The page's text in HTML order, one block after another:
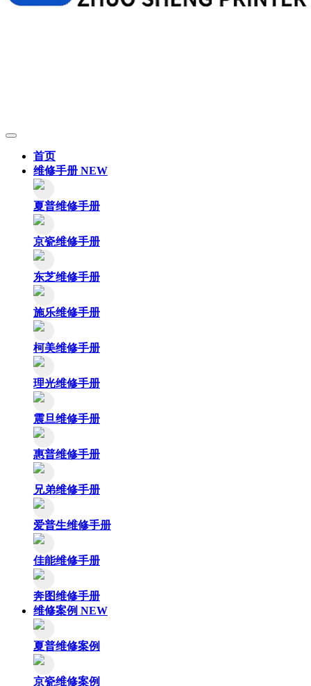
首页
维修手册 NEW
夏普维修手册
京瓷维修手册
东芝维修手册
施乐维修手册
柯美维修手册
理光维修手册
震旦维修手册
惠普维修手册
兄弟维修手册
爱普生维修手册
佳能维修手册
奔图维修手册
维修案例 NEW
夏普维修案例
京瓷维修案例